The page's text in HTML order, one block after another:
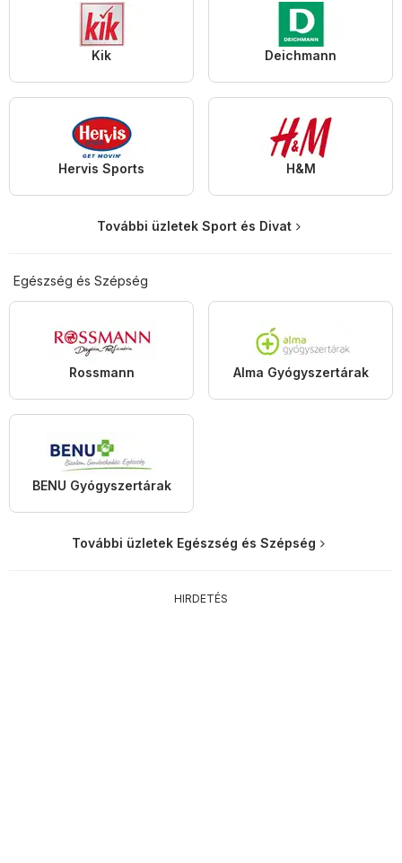
Kik Deichmann
Hervis Sports H&M
További üzletek Sport és Divat
Egészség és Szépség
Rossmann Alma Gyógyszertárak
BENU Gyógyszertárak
További üzletek Egészség és Szépség
HIRDETÉS